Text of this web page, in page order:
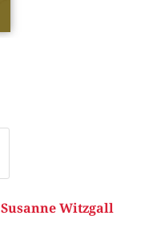
Susanne Witzgall